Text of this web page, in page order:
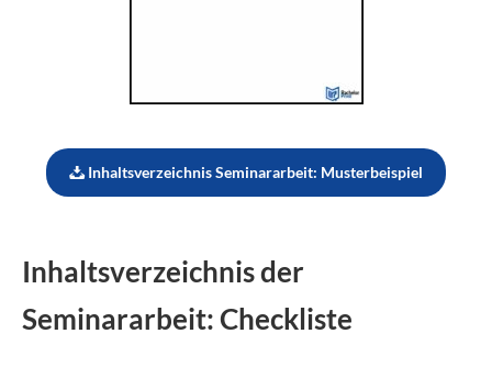
Inhaltsverzeichnis Seminararbeit: Musterbeispiel
Inhaltsverzeichnis der
Seminararbeit: Checkliste